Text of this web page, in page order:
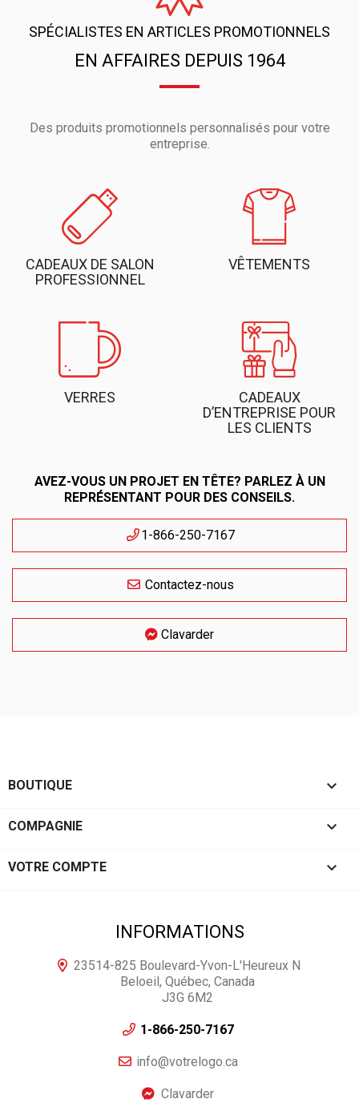
SPÉCIALISTES EN ARTICLES PROMOTIONNELS
EN AFFAIRES DEPUIS 1964
Des produits promotionnels personnalisés pour votre
entreprise.
CADEAUX DE SALON
PROFESSIONNEL
VÊTEMENTS
VERRES
CADEAUX
D’ENTREPRISE POUR
LES CLIENTS
AVEZ-VOUS UN PROJET EN TÊTE? PARLEZ À UN
REPRÉSENTANT POUR DES CONSEILS.
1-866-250-7167
Contactez-nous
Clavarder
BOUTIQUE 
COMPAGNIE 
VOTRE COMPTE 
INFORMATIONS
23514-825 Boulevard-Yvon-L'Heureux N
Beloeil, Québec, Canada
J3G 6M2
1-866-250-7167
info@votrelogo.ca
Clavarder